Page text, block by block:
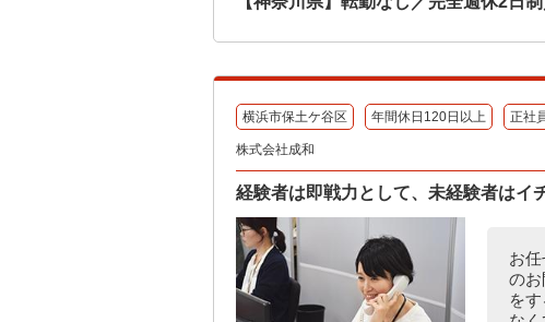
横浜市保土ケ谷区 年間休日120日以上 正社
株式会社成和
経験者は即戦力として、未経験者はイ
お
のお
を